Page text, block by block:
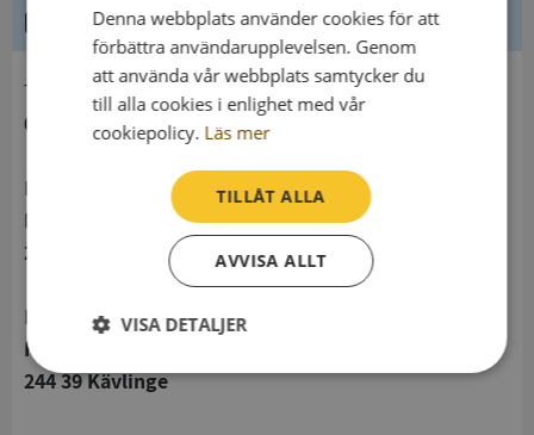
Kontaktuppgifter
046734616
Floravägen 54
244 39 Kävlinge
Besöksadress
Floravägen 54
244 39 Kävlinge
Denna webbplats använder cookies för att
förbättra användarupplevelsen. Genom
att använda vår webbplats samtycker du
till alla cookies i enlighet med vår
cookiepolicy. Läs mer
TILLÅT ALLA
AVVISA ALLT
VISA DETALJER
Strikt
nödvändigt
Prestanda Inriktning